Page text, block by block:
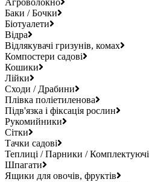
Баки / Бочки
Біотуалети
Відра
Відлякувачі гризунів, комах
Компостери садові
Кошики
Лійки
Сходи / Драбини
Плівка поліетиленова
Підв'язка і фіксація рослин
Рукомийники
Сітки
Тачки садові
Теплиці / Парники / Комплектуючі
Шпагати
Ящики для овочів, фруктів